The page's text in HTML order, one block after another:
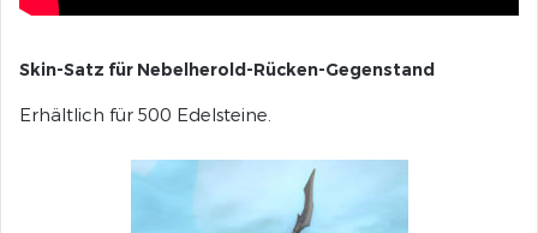
Skin-Satz für Nebelherold-Rücken-Gegenstand
Erhältlich für 500 Edelsteine.